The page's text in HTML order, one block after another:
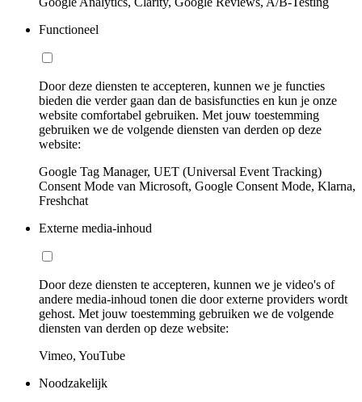
Functioneel
Door deze diensten te accepteren, kunnen we je functies
bieden die verder gaan dan de basisfuncties en kun je onze
website comfortabel gebruiken. Met jouw toestemming
gebruiken we de volgende diensten van derden op deze
website:
Google Tag Manager, UET (Universal Event Tracking)
Consent Mode van Microsoft, Google Consent Mode, Klarna,
Freshchat
Externe media-inhoud
Door deze diensten te accepteren, kunnen we je video's of
andere media-inhoud tonen die door externe providers wordt
gehost. Met jouw toestemming gebruiken we de volgende
diensten van derden op deze website:
Vimeo, YouTube
Noodzakelijk